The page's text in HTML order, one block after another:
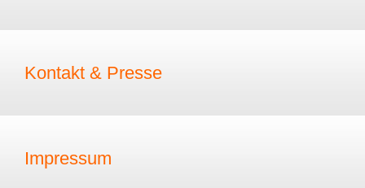
Kontakt & Presse
Impressum